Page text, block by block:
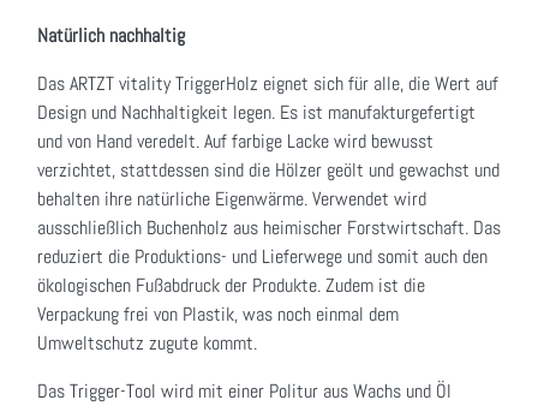
Natürlich nachhaltig
Das ARTZT vitality TriggerHolz eignet sich für alle, die Wert auf
Design und Nachhaltigkeit legen. Es ist manufakturgefertigt
und von Hand veredelt. Auf farbige Lacke wird bewusst
verzichtet, stattdessen sind die Hölzer geölt und gewachst und
behalten ihre natürliche Eigenwärme. Verwendet wird
ausschließlich Buchenholz aus heimischer Forstwirtschaft. Das
reduziert die Produktions- und Lieferwege und somit auch den
ökologischen Fußabdruck der Produkte. Zudem ist die
Verpackung frei von Plastik, was noch einmal dem
Umweltschutz zugute kommt.
Das Trigger-Tool wird mit einer Politur aus Wachs und Öl